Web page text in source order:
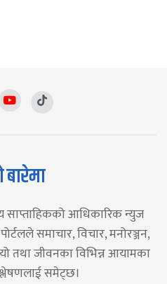
बारेमा
साप्ताहिकको आधिकारिक न्युज
समाचार, विचार, मनोरञ्जन,
तथा जीवनका विभिन्न आयामका
समेट्छ।